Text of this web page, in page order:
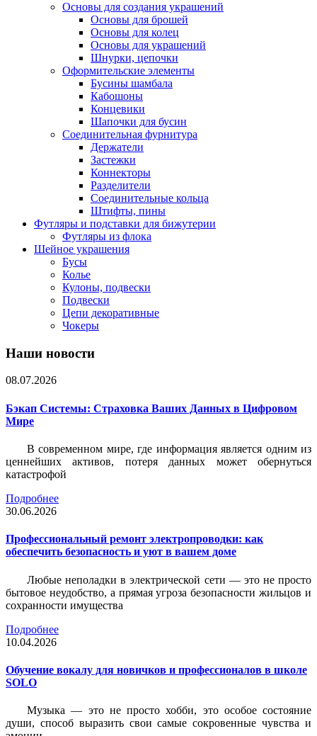
Основы для создания украшений
Основы для брошей
Основы для колец
Основы для украшений
Шнурки, цепочки
Оформительские элементы
Бусины шамбала
Кабошоны
Концевики
Шапочки для бусин
Соединительная фурнитура
Держатели
Застежки
Коннекторы
Разделители
Соединительные кольца
Штифты, пины
Футляры и подставки для бижутерии
Футляры из флока
Шейное украшения
Бусы
Колье
Кулоны, подвески
Подвески
Цепи декоративные
Чокеры
Наши новости
08.07.2026
Бэкап Системы: Страховка Ваших Данных в Цифровом
Мире
В современном мире, где информация является одним из
ценнейших активов, потеря данных может обернуться
катастрофой
Подробнее
30.06.2026
Профессиональный ремонт электропроводки: как
обеспечить безопасность и уют в вашем доме
Любые неполадки в электрической сети — это не просто
бытовое неудобство, а прямая угроза безопасности жильцов и
сохранности имущества
Подробнее
10.04.2026
Обучение вокалу для новичков и профессионалов в школе
SOLO
Музыка — это не просто хобби, это особое состояние
души, способ выразить свои самые сокровенные чувства и